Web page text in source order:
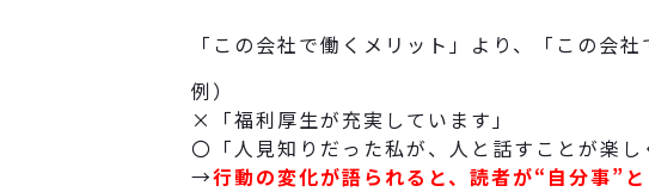
「この会社で働くメリット」より、「この会
例）
×「福利厚生が充実しています」
〇「人見知りだった私が、人と話すことが楽し
→行動の変化が語られると、読者が“自分事”